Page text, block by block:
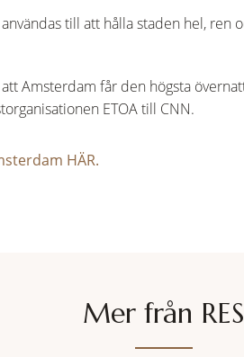
till att hålla staden hel, ren
Amsterdam får den högsta
ETOA till CNN.
HÄR.
Mer från RES